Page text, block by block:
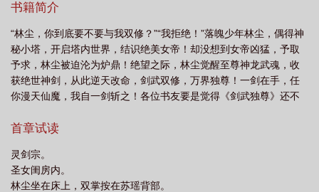
几个女主
书籍简介
“林尘，你到底要不要与我双修？”“我拒绝！”落魄少年林尘，偶得神
秘小塔，开启塔内世界，结识绝美女帝！却没想到女帝凶猛，予取
予求，林尘被迫沦为炉鼎！绝望之际，林尘觉醒至尊神龙武魂，收
获绝世神剑，从此逆天改命，剑武双修，万界独尊！一剑在手，任
你漫天仙魔，我自一剑斩之！各位书友要是觉得《剑武独尊》还不
首章试读
灵剑宗。
圣女闺房内。
林尘坐在床上，双掌按在苏瑶背部。